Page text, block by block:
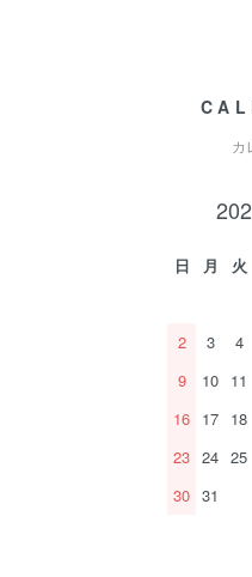
カ
日 月 火
2
3 4
9
10 11
16 17 18
23 24 25
30 31